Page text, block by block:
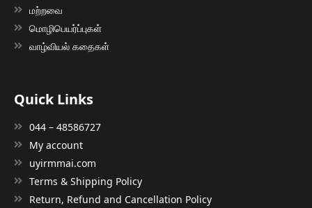
மற்றவை
மொழிபெயர்ப்புகள்
வாழ்வியல் கதைகள்
Quick Links
044 – 48586727
My account
uyirmmai.com
Terms & Shipping Policy
Return, Refund and Cancellation Policy